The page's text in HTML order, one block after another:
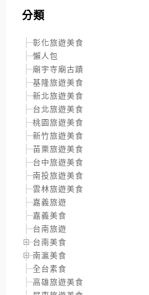
分類
彰化旅遊美食
懶人包
廟宇寺廟古蹟
基隆旅遊美食
新北旅遊美食
台北旅遊美食
桃園旅遊美食
新竹旅遊美食
苗栗旅遊美食
台中旅遊美食
南投旅遊美食
雲林旅遊美食
嘉義旅遊
嘉義美食
台南旅遊
台南美食
南瀛美食
全台素食
高雄旅遊美食